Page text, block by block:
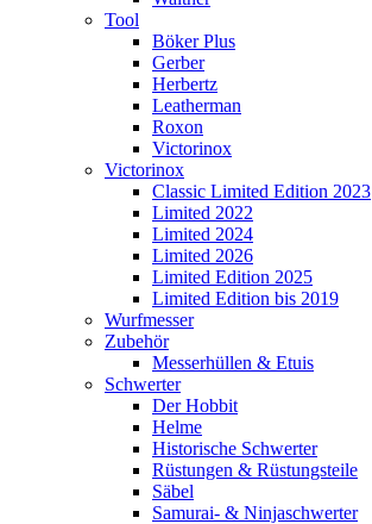
Tool
Böker Plus
Gerber
Herbertz
Leatherman
Roxon
Victorinox
Victorinox
Classic Limited Edition 2023
Limited 2022
Limited 2024
Limited 2026
Limited Edition 2025
Limited Edition bis 2019
Wurfmesser
Zubehör
Messerhüllen & Etuis
Schwerter
Der Hobbit
Helme
Historische Schwerter
Rüstungen & Rüstungsteile
Säbel
Samurai- & Ninjaschwerter